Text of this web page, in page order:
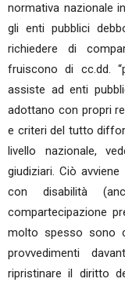
normativa nazionale
gli enti pubblici
richiedere di
fruiscono di cc.dd.
assiste ad enti
adottano con propri
e criteri del tutto
livello nazionale,
giudiziari. Ciò
con disabilità
compartecipazione
molto spesso sono
provvedimenti
ripristinare il diritto